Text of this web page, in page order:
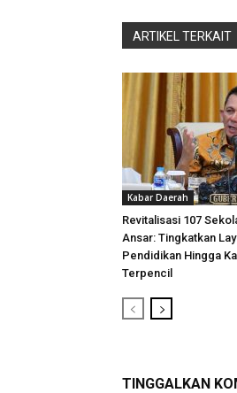
ARTIKEL TERKAIT
Kabar Daerah
Revitalisasi 107
Ansar: Tingkatkan
Pendidikan Hingga
Terpencil
TINGGALKAN